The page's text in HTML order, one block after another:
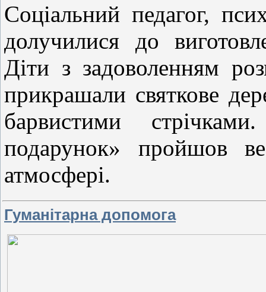
Соціальний педагог,
долучилися до
Діти з задоволенням
прикрашали святкове
барвистими
подарунок» пройшов
атмосфері.
Гуманітарна допомога